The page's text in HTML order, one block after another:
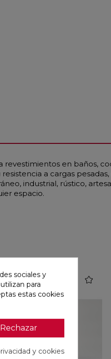
en baños,
a cargas
industrial, rústico,
espacio.
sociales y
para
estas cookies
Rechazar
y cookies